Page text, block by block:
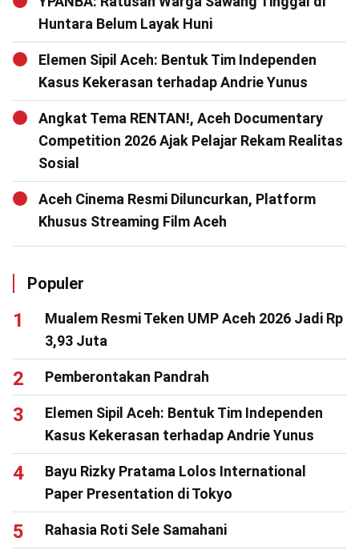
Huntara Belum Layak Huni
Elemen Sipil Aceh: Bentuk Tim Independen
Kasus Kekerasan terhadap Andrie Yunus
Angkat Tema RENTAN!, Aceh Documentary
Competition 2026 Ajak Pelajar Rekam Realitas
Sosial
Aceh Cinema Resmi Diluncurkan, Platform
Khusus Streaming Film Aceh
Populer
Mualem Resmi Teken UMP Aceh 2026 Jadi Rp
3,93 Juta
Pemberontakan Pandrah
Elemen Sipil Aceh: Bentuk Tim Independen
Kasus Kekerasan terhadap Andrie Yunus
Bayu Rizky Pratama Lolos International
Paper Presentation di Tokyo
Rahasia Roti Sele Samahani